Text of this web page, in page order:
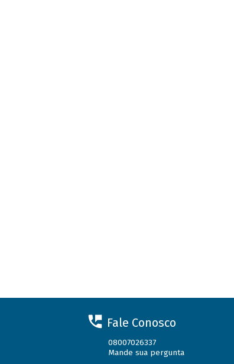
Fale Conosco
08007026337
Mande sua pergunta